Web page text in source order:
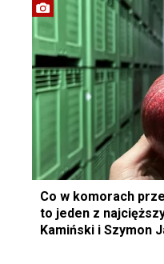
Co w komorach
to jeden z
Kamiński i Szymon